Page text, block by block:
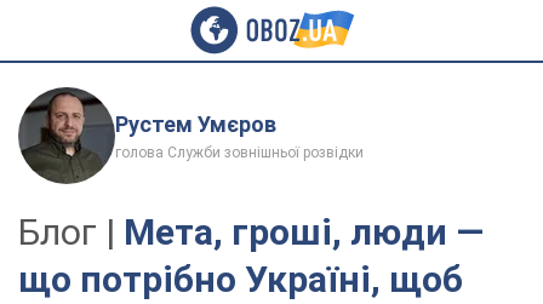
Рустем Умєров
голова Служби зовнішньої розвідки
Блог | Мета, гроші, люди —
що потрібно Україні, щоб